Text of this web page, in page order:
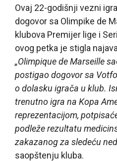
Ovaj 22-godišnji vezni
dogovor sa Olimpike de
klubova Premijer lige i
ovog petka je stigla
„Olimpique de Marseille
postigao dogovor sa
o dolasku igrača u klub.
trenutno igra na Kopa
reprezentacijom,
podleže rezultatu
zakazanog za sledeću
saopštenju kluba.